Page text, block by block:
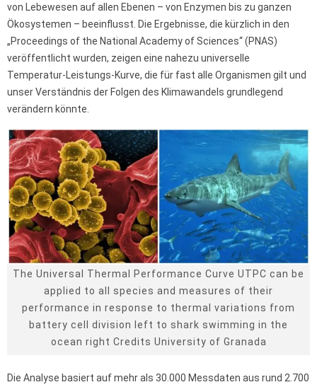
von Lebewesen auf allen Ebenen – von Enzymen bis zu ganzen
Ökosystemen – beeinflusst. Die Ergebnisse, die kürzlich in den
„Proceedings of the National Academy of Sciences“ (PNAS)
veröffentlicht wurden, zeigen eine nahezu universelle
Temperatur-Leistungs-Kurve, die für fast alle Organismen gilt und
unser Verständnis der Folgen des Klimawandels grundlegend
verändern könnte.
The Universal Thermal Performance Curve UTPC can be
applied to all species and measures of their
performance in response to thermal variations from
battery cell division left to shark swimming in the
ocean right Credits University of Granada
Die Analyse basiert auf mehr als 30.000 Messdaten aus rund 2.700